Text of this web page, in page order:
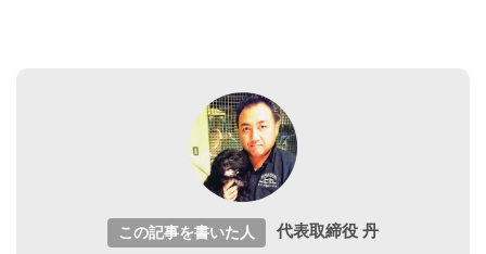
この記事を書いた人 代表取締役 丹